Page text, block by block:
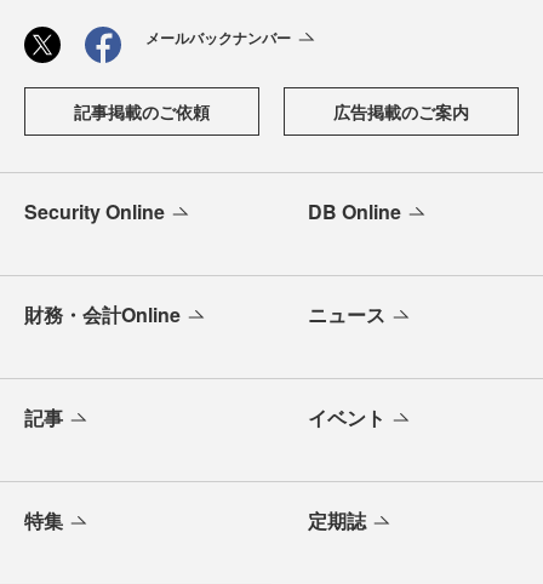
メールバックナンバー
記事掲載のご依頼 広告掲載のご案内
Security Online DB Online
財務・会計Online ニュース
記事 イベント
特集 定期誌